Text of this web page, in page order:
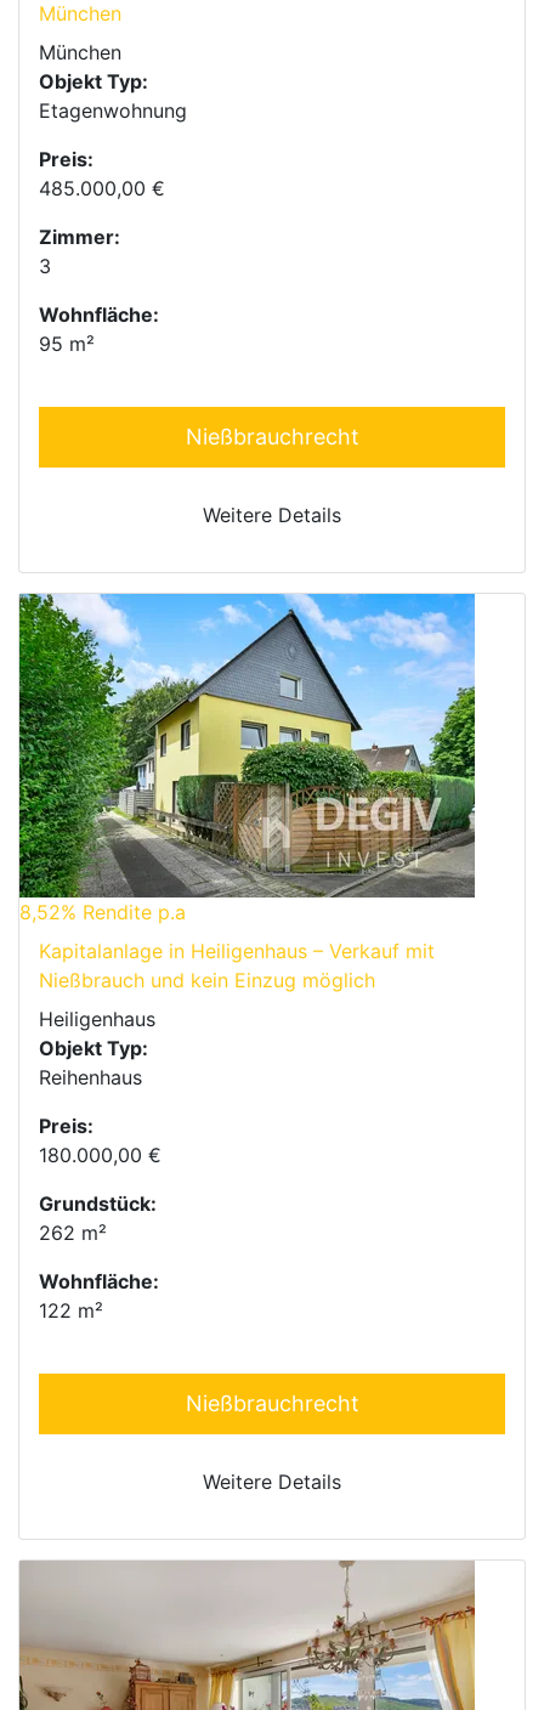
München
München
Objekt Typ:
Etagenwohnung
Preis:
485.000,00 €
Zimmer:
3
Wohnfläche:
95 m²
Nießbrauchrecht
Weitere Details
8,52% Rendite p.a
Kapitalanlage in Heiligenhaus – Verkauf mit
Nießbrauch und kein Einzug möglich
Heiligenhaus
Objekt Typ:
Reihenhaus
Preis:
180.000,00 €
Grundstück:
262 m²
Wohnfläche:
122 m²
Nießbrauchrecht
Weitere Details